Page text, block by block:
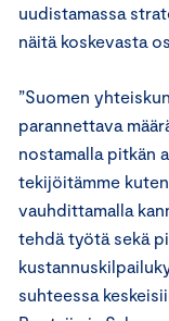
uudistamassa
näitä koskevasta
”Suomen
parannettava
nostamalla pitkän
tekijöitämme
vauhdittamalla
tehdä työtä sekä
suhteessa